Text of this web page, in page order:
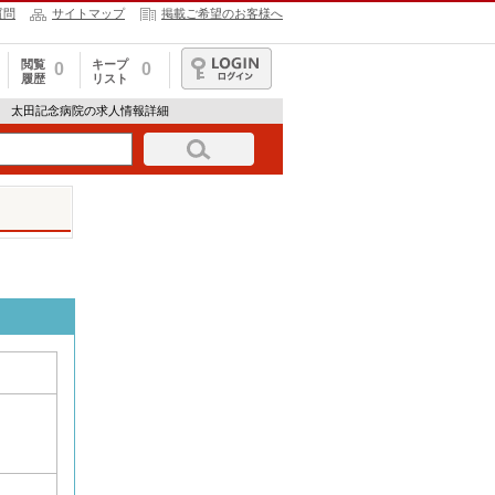
問 サイトマップ 掲載ご希望のお客様へ
閲覧
履歴
0
キープ
リスト
0
ログイン
田記念病院の求人情報詳細